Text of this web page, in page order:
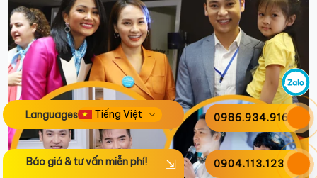
0986.934.916
0904.113.123
Languages
Báo giá & tư vấn miễn phí!